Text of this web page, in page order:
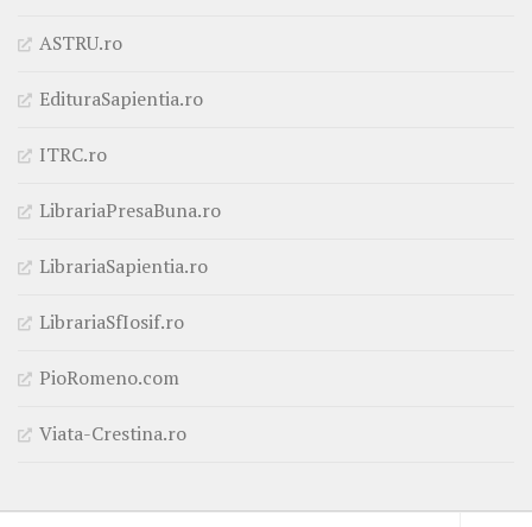
ASTRU.ro
EdituraSapientia.ro
ITRC.ro
LibrariaPresaBuna.ro
LibrariaSapientia.ro
LibrariaSfIosif.ro
PioRomeno.com
Viata-Crestina.ro